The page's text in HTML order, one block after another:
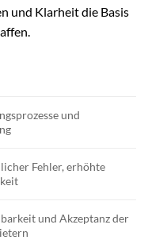
und Klarheit die Basis
und
Fehler, erhöhte
und Akzeptanz der